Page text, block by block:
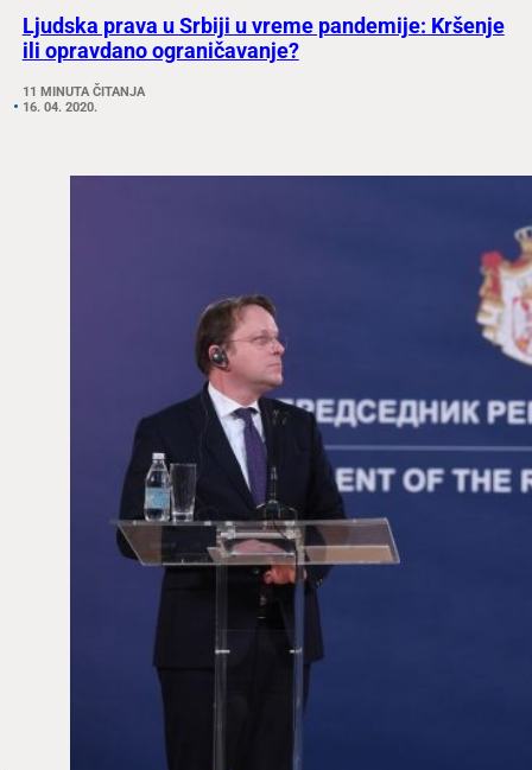
Ljudska prava u Srbiji u vreme pandemije: Kršenje
ili opravdano ograničavanje?
11 MINUTA ČITANJA
16. 04. 2020.